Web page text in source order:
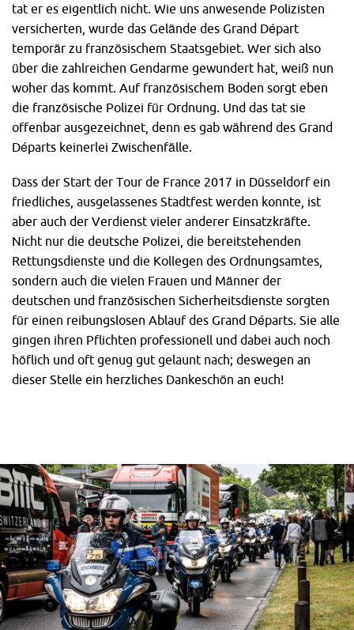
tat er es eigentlich nicht. Wie uns anwesende Polizisten
versicherten, wurde das Gelände des Grand Départ
temporär zu französischem Staatsgebiet. Wer sich also
über die zahlreichen Gendarme gewundert hat, weiß nun
woher das kommt. Auf französischem Boden sorgt eben
die französische Polizei für Ordnung. Und das tat sie
offenbar ausgezeichnet, denn es gab während des Grand
Départs keinerlei Zwischenfälle.
Dass der Start der Tour de France 2017 in Düsseldorf ein
friedliches, ausgelassenes Stadtfest werden konnte, ist
aber auch der Verdienst vieler anderer Einsatzkräfte.
Nicht nur die deutsche Polizei, die bereitstehenden
Rettungsdienste und die Kollegen des Ordnungsamtes,
sondern auch die vielen Frauen und Männer der
deutschen und französischen Sicherheitsdienste sorgten
für einen reibungslosen Ablauf des Grand Départs. Sie alle
gingen ihren Pflichten professionell und dabei auch noch
höflich und oft genug gut gelaunt nach; deswegen an
dieser Stelle ein herzliches Dankeschön an euch!